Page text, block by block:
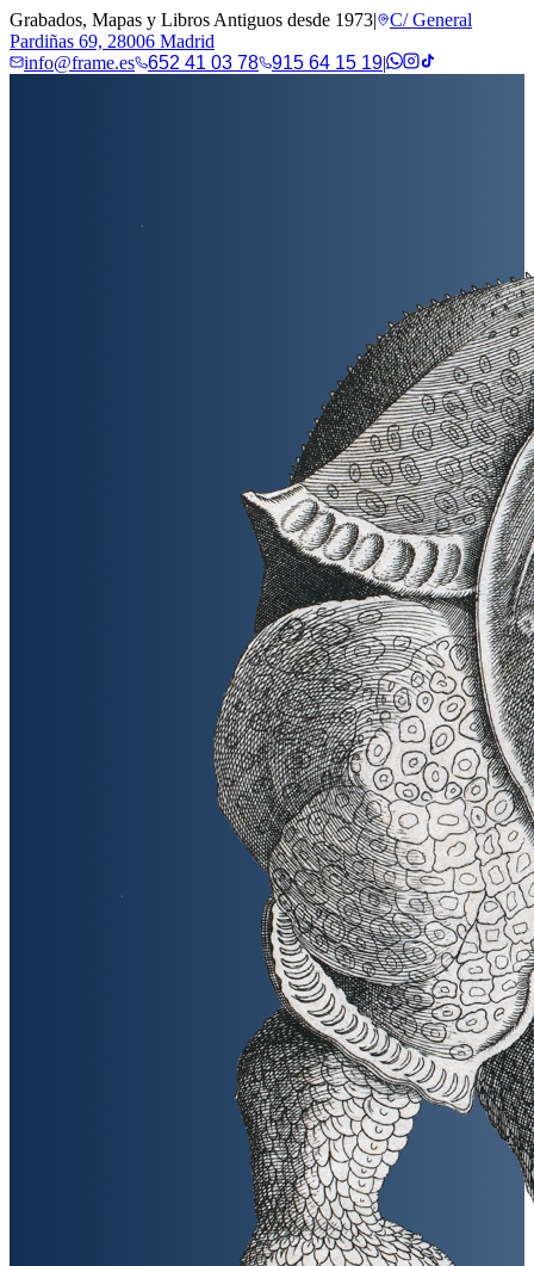
Grabados, Mapas y Libros Antiguos desde 1973|
C/ General
Pardiñas 69, 28006 Madrid
info@frame.es
652 41 03 78 915 64 15 19|